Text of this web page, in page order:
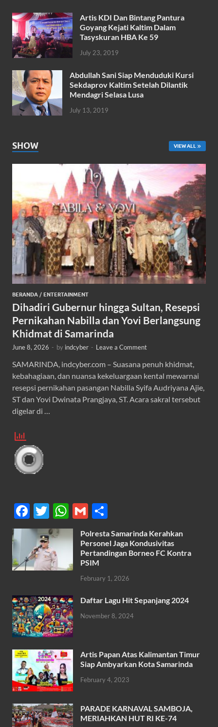
Artis KDI Dan Bintang Pantura
Goyang Kejati Kaltim Dalam
Tasyskuran HBA Ke 59
July 23, 2019
Abdullah Sani Siap Menduduki Kursi
Sekdaprov Kaltim Setelah Dilantik
Mendagri Selasa Lusa
July 13, 2019
SHOW VIEW ALL
BERANDA / ENTERTAINMENT
Dihadiri Gubernur hingga Sultan, Resepsi
Pernikahan Nabilla dan Yovi Berlangsung
Khidmat di Samarinda
June 8, 2026 - by indcyber - Leave a Comment
SAMARINDA, indcyber.com – Suasana penuh khidmat,
kebahagiaan, dan nuansa kekeluargaan kental mewarnai
resepsi pernikahan pasangan Nabilla Syifa Audriyana Ajie,
ST dan Yovi Dwinata Prangjaya, ST. Acara sakral tersebut
digelar di …
F
ac
e
b
o
k
T
w
itt
er
W
h
at
s
A
p
G
m
ail
h
ar
e
Polresta Samarinda Kerahkan
Personel Jaga Kondusivitas
Pertandingan Borneo FC Kontra
PSIM
February 1, 2026
Daftar Lagu Hit Sepanjang 2024
November 8, 2024
Artis Papan Atas Kalimantan Timur
Siap Ambyarkan Kota Samarinda
February 4, 2023
PARADE KARNAVAL SAMBOJA,
MERIAHKAN HUT RI KE-74